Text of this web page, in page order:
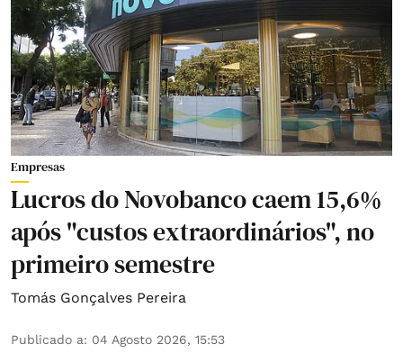
Empresas
Lucros do Novobanco caem 15,6%
após "custos extraordinários", no
primeiro semestre
Tomás Gonçalves Pereira
Publicado a: 04 Agosto 2026, 15:53